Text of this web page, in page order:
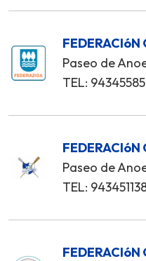
FEDERACIóN
Paseo de
TEL:
FEDERACIóN
Paseo de
TEL:
FEDERACIóN